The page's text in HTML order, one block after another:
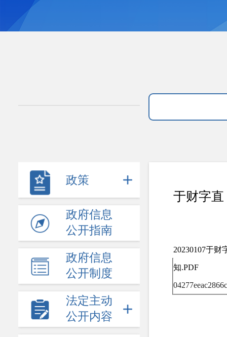
政策
政府信息
公开指南
政府信息
公开制度
法定主动
公开内容
于财字
20230107于
知.PDF